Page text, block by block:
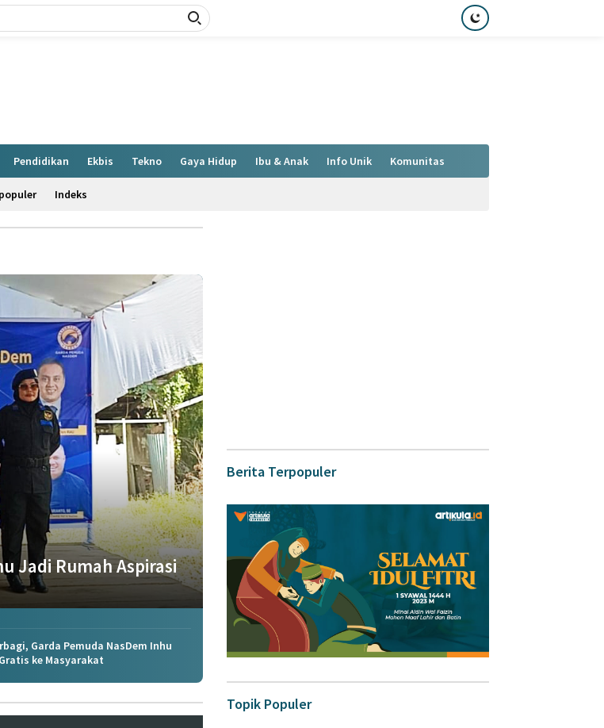
Pendidikan Ekbis Tekno Gaya Hidup Ibu & Anak Info Unik Komunitas
Indeks
Jadi Rumah Aspirasi
Garda Pemuda NasDem Inhu
ke Masyarakat
Berita Terpopuler
Topik Populer